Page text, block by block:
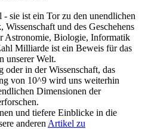
sie ist ein Tor zu den unendlichen
und des Geschehens
Astronomie, Biologie, Informatik
Milliarde ist ein Beweis für das
unserer Welt.
in der Wissenschaft, das
von 10^9 wird uns weiterhin
Dimensionen der
und tiefere Einblicke in die
anderen Artikel zu